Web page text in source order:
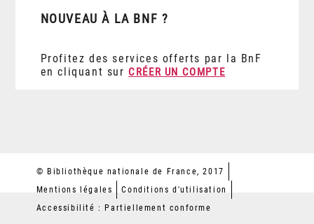
NOUVEAU À LA BNF ?
Profitez des services offerts par la BnF
en cliquant sur CRÉER UN COMPTE
© Bibliothèque nationale de France, 2017
Mentions légales
Conditions d'utilisation
Accessibilité : Partiellement conforme